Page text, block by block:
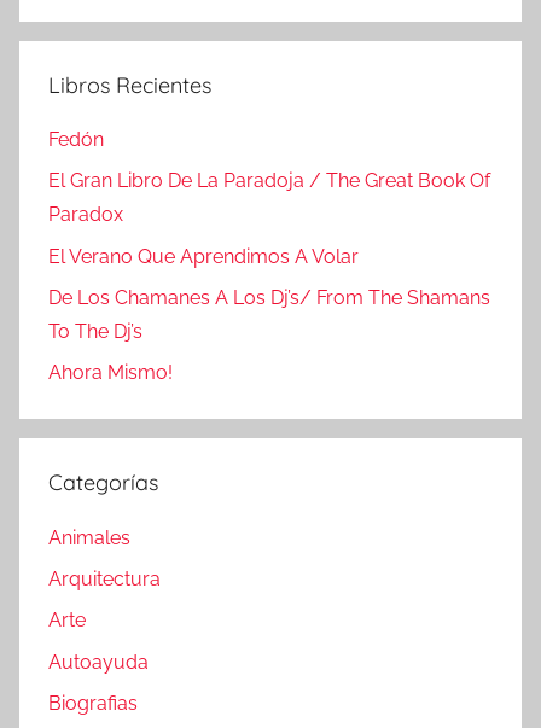
Libros Recientes
Fedón
El Gran Libro De La Paradoja / The Great Book Of
Paradox
El Verano Que Aprendimos A Volar
De Los Chamanes A Los Dj’s/ From The Shamans
To The Dj’s
Ahora Mismo!
Categorías
Animales
Arquitectura
Arte
Autoayuda
Biografias